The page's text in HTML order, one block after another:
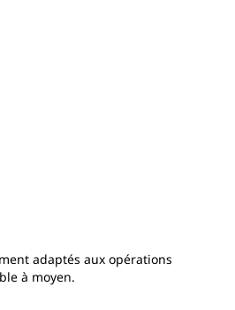
adaptés aux opérations
à moyen.